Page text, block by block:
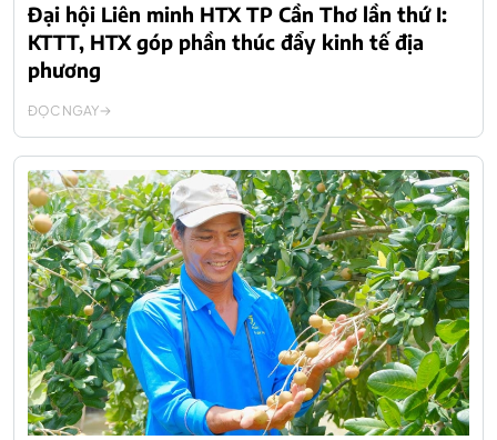
Đại hội Liên minh HTX TP Cần Thơ lần thứ I:
KTTT, HTX góp phần thúc đẩy kinh tế địa
phương
ĐỌC NGAY